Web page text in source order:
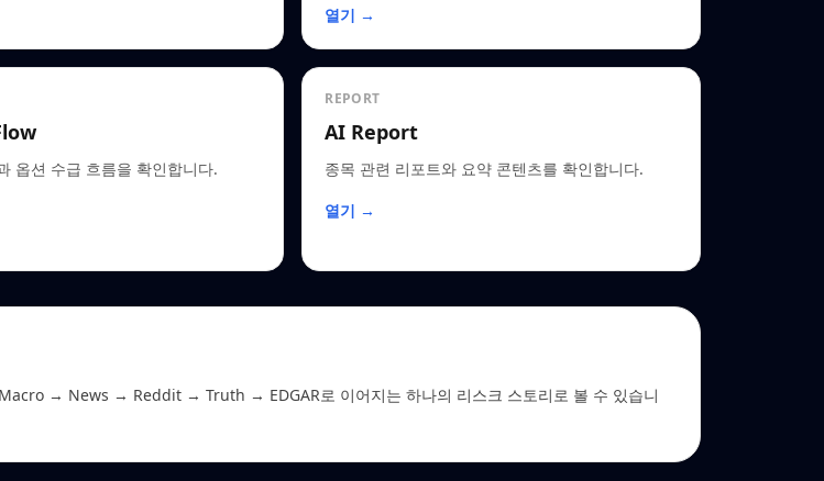
열기 →
옵션 수급 흐름을 확인합니다.
REPORT
AI Report
종목 관련 리포트와 요약 콘텐츠를 확인합니다.
열기 →
→ News → Reddit → Truth → EDGAR로 이어지는 하나의 리스크 스토리로 볼 수 있습니